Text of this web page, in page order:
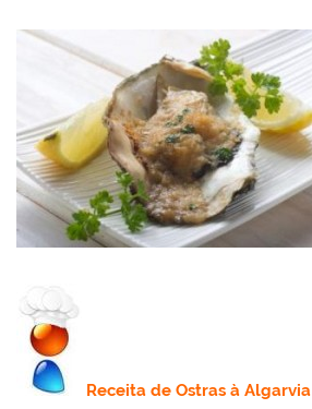
Receitade Ostras à Algarvia